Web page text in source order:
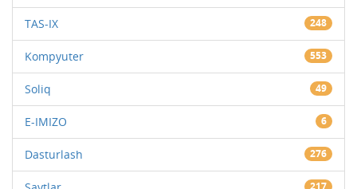
TAS-IX 248
Kompyuter 553
Soliq 49
E-IMIZO 6
Dasturlash 276
217